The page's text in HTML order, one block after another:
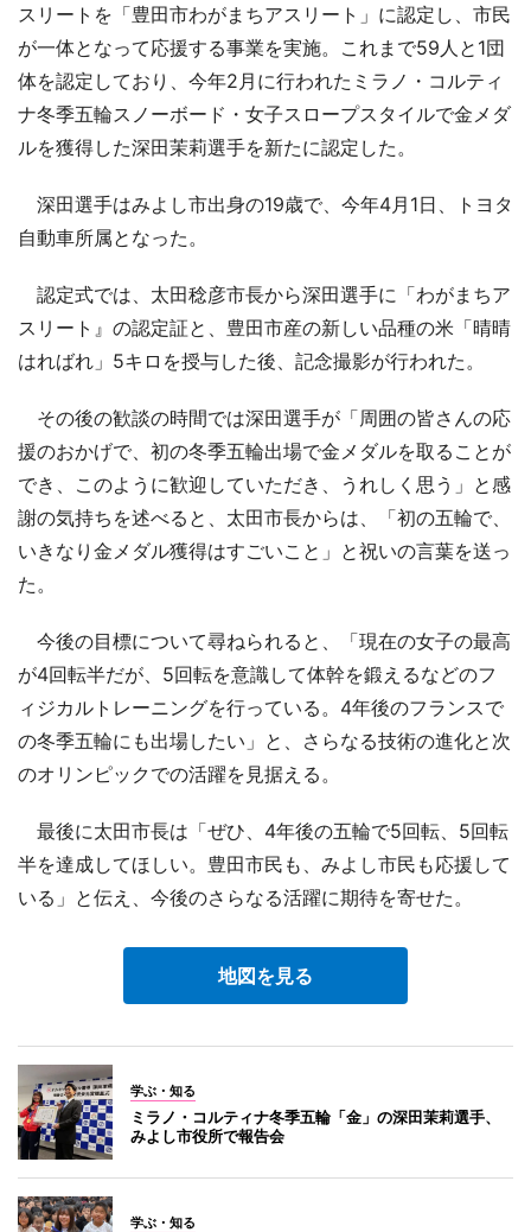
スリートを「豊田市わがまちアスリート」に認定し、市民
が一体となって応援する事業を実施。これまで59人と1団
体を認定しており、今年2月に行われたミラノ・コルティ
ナ冬季五輪スノーボード・女子スロープスタイルで金メダ
ルを獲得した深田茉莉選手を新たに認定した。
深田選手はみよし市出身の19歳で、今年4月1日、トヨタ
自動車所属となった。
認定式では、太田稔彦市長から深田選手に「わがまちア
スリート』の認定証と、豊田市産の新しい品種の米「晴晴
はればれ」5キロを授与した後、記念撮影が行われた。
その後の歓談の時間では深田選手が「周囲の皆さんの応
援のおかげで、初の冬季五輪出場で金メダルを取ることが
でき、このように歓迎していただき、うれしく思う」と感
謝の気持ちを述べると、太田市長からは、「初の五輪で、
いきなり金メダル獲得はすごいこと」と祝いの言葉を送っ
た。
今後の目標について尋ねられると、「現在の女子の最高
が4回転半だが、5回転を意識して体幹を鍛えるなどのフ
ィジカルトレーニングを行っている。4年後のフランスで
の冬季五輪にも出場したい」と、さらなる技術の進化と次
のオリンピックでの活躍を見据える。
最後に太田市長は「ぜひ、4年後の五輪で5回転、5回転
半を達成してほしい。豊田市民も、みよし市民も応援して
いる」と伝え、今後のさらなる活躍に期待を寄せた。
地図を見る
学ぶ・知る
ミラノ・コルティナ冬季五輪「金」の深田茉莉選手、
みよし市役所で報告会
学ぶ・知る